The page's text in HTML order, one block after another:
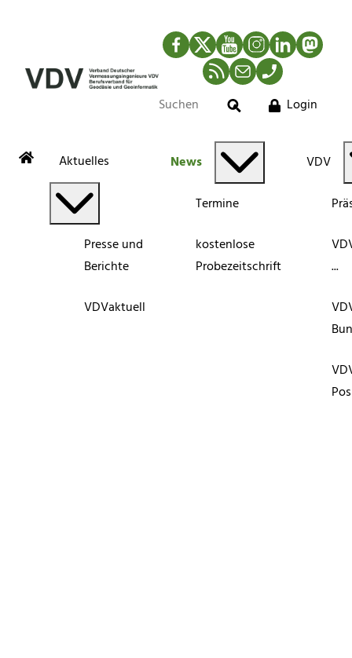
Facebook
TwitterYouTubeInstagram
LinkedIn
RSS-Newsfeed
MailTelefon
Suche
Login
Aktuelles
Presse und
Berichte
VDVaktuell
News
Termine
kostenlose
Probezeitschrift
VDV
...